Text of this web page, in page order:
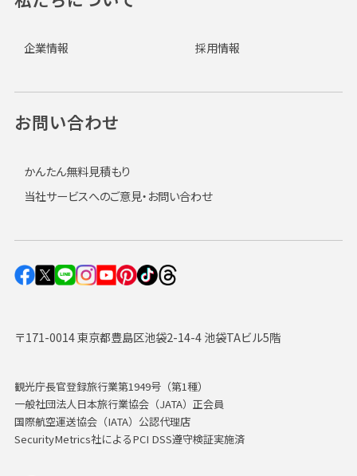
〒171-0014 東京都豊島区池袋2-14-4 池袋TAビル5階
観光庁長官登録旅行業第1949号（第1種）
一般社団法人日本旅行業協会（JATA）正会員
国際航空運送協会（IATA）公認代理店
SecurityMetrics社によるPCI DSS遵守検証実施済
企業情報 採用情報
お問い合わせ
かんたん無料見積もり
当社サービスへのご意見・お問い合わせ